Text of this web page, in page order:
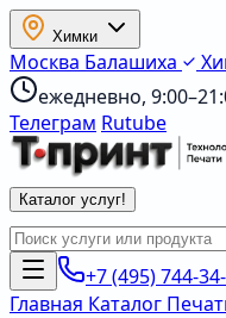
Химки
Москва Балашиха
ежедневно,
Телеграм Rutube
Каталог услуг!
+7 (495) 744-
Главная Каталог